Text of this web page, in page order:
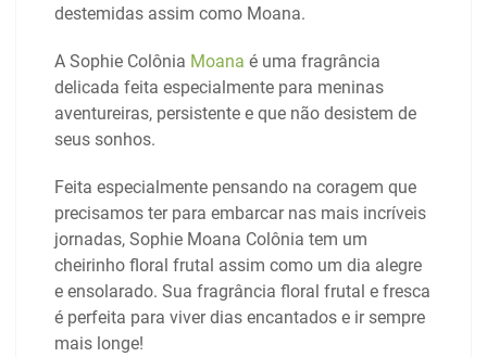
destemidas assim como Moana.
A Sophie Colônia Moana é uma fragrância
delicada feita especialmente para meninas
aventureiras, persistente e que não desistem de
seus sonhos.
Feita especialmente pensando na coragem que
precisamos ter para embarcar nas mais incríveis
jornadas, Sophie Moana Colônia tem um
cheirinho floral frutal assim como um dia alegre
e ensolarado. Sua fragrância floral frutal e fresca
é perfeita para viver dias encantados e ir sempre
mais longe!